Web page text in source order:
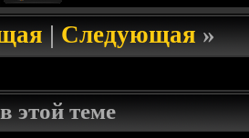
|Следующая»
этой теме